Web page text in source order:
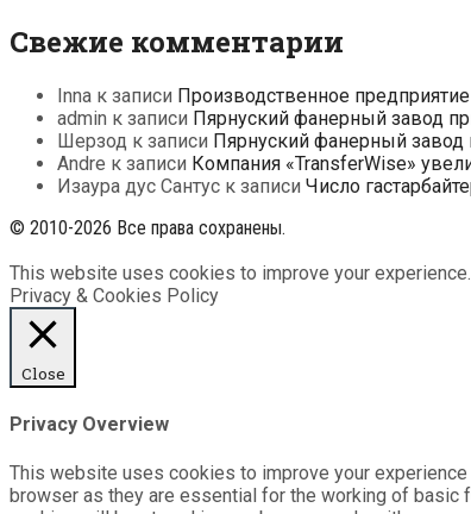
Свежие комментарии
Inna к записи Производственное
admin к записи Пярнуский фанерный завод
Шерзод к записи Пярнуский фанерный завод
Andre к записи Компания «TransferWise»
Изаура дус Сантус к записи Число
© 2010-2026 Все права сохранены.
This website uses cookies to improve your
Privacy & Cookies Policy
Close
Privacy Overview
This website uses cookies to improve your
browser as they are essential for the working of basic